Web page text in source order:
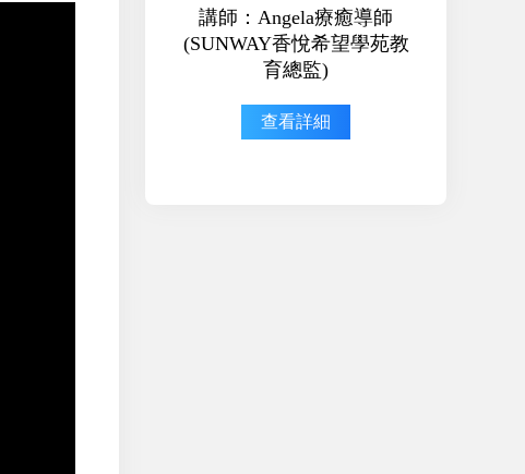
講師：Angela療癒導師
(SUNWAY香悅希望學苑教
育總監)
查看詳細